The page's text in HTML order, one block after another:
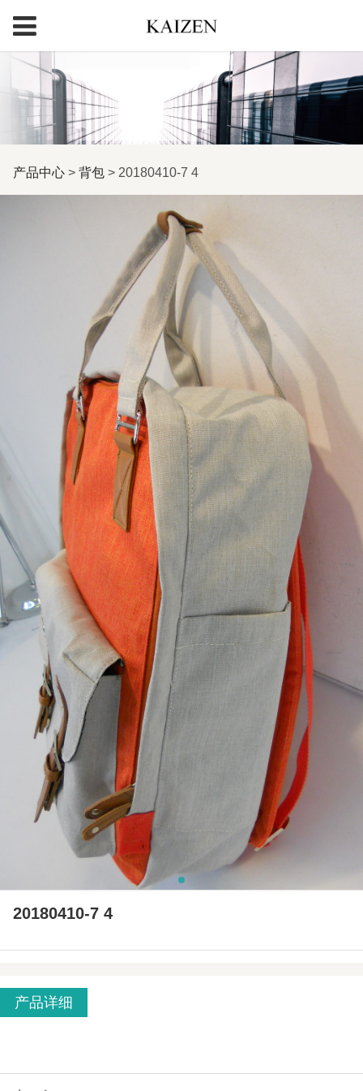
20180410-7 4
产品中心> 背包> 20180410-7 4
20180410-7 4
产品详细